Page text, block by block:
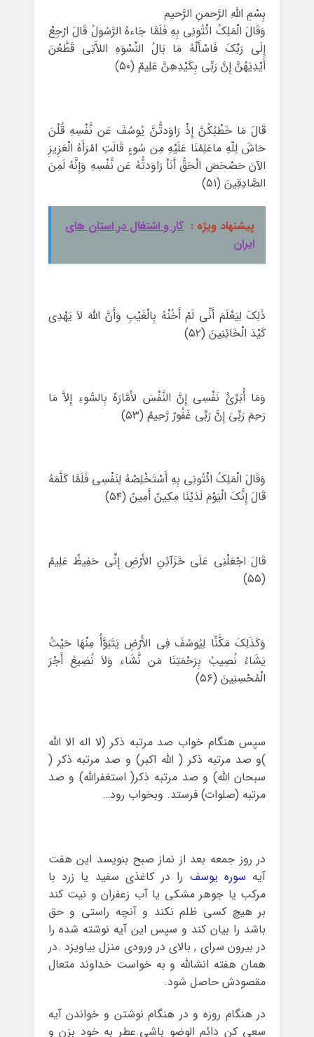
بِسْمِ اللّهِ الرَّحمنِ الرَّحیم
وَقَالَ الْمَلِکُ ائْتُونِی بِهِ فَلَمَّا جَاءهُ الرَّسُولُ قَالَ ارْجِعْ
إِلَى رَبِّکَ فَاسْأَلْهُ مَا بَالُ النِّسْوَهِ اللاَّتِی قَطَّعْنَ
أَیْدِیَهُنَّ إِنَّ رَبِّی بِکَیْدِهِنَّ عَلِیمٌ (۵۰)
قَالَ مَا خَطْبُکُنَّ إِذْ رَاوَدتُّنَّ یُوسُفَ عَن نَّفْسِهِ قُلْنَ
حَاشَ لِلّهِ ماعَلِمْنَا عَلَیْهِ مِن سُوءٍ قَالَتِ امْرَأَهُ الْعَزِیزِ
الآنَ حَصْحَصَ الْحَقُّ أَنَاْ رَاوَدتُّهُ عَن نَّفْسِهِ وَإِنَّهُ لَمِنَ
الصَّادِقِینَ (۵۱)
پیشنهاد ویژه : کار و اشتغال در استان های
ایران
ذَلِکَ لِیَعْلَمَ أَنِّی لَمْ أَخُنْهُ بِالْغَیْبِ وَأَنَّ اللّهَ لاَ یَهْدِی
کَیْدَ الْخَائِنِینَ (۵۲)‏
وَمَا أُبَرِّئُ نَفْسِی إِنَّ النَّفْسَ لأَمَّارَهٌ بِالسُّوءِ إِلاَّ مَا
رَحِمَ رَبِّیَ إِنَّ رَبِّی غَفُورٌ رَّحِیمٌ (۵۳)
وَقَالَ الْمَلِکُ ائْتُونِی بِهِ أَسْتَخْلِصْهُ لِنَفْسِی فَلَمَّا کَلَّمَهُ
قَالَ إِنَّکَ الْیَوْمَ لَدَیْنَا مِکِینٌ أَمِینٌ (۵۴)
قَالَ اجْعَلْنِی عَلَى خَزَآئِنِ الأَرْضِ إِنِّی حَفِیظٌ عَلِیمٌ
(۵۵)
وَکَذَلِکَ مَکَّنِّا لِیُوسُفَ فِی الأَرْضِ یَتَبَوَّأُ مِنْهَا حَیْثُ
یَشَاءُ نُصِیبُ بِرَحْمَتِنَا مَن نَّشَاء وَلاَ نُضِیعُ أَجْرَ
الْمُحْسِنِینَ (۵۶)
سپس هنگام خواب صد مرتبه ذکر (لا اله الا الله
)و صد مرتبه ذکر ( الله اکبر) و صد مرتبه ذکر (
سبحان الله) و صد مرتبه ذکر( استغفرالله) و صد
مرتبه (صلوات) فرستد. وبخواب رود…
در روز جمعه بعد از نماز صبح بنویسد این هفت
آیه سوره یوسف را در کاغذی سفید یا زرد با
مرکب یا جوهر مشکی یا آب زعفران و نیت کند
بر هیچ کسی ظلم نکند و آنچه راستی و حق
باشد را بیان کند و سپس این آیه نوشته شده را
در بیرون سرای , بالای در ورودی منزل بیاویزد .در
همان هفته انشالله و به خواست خداوند متعال
مقصودش حاصل شود.
در هنگام روزه و در هنگام نوشتن و خواندن آیه
سعی کن دائم الوضو باشی.عطر به خود بزن و